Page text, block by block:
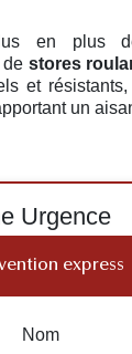
en plus
de stores
et
un
Urgence
express
Nom